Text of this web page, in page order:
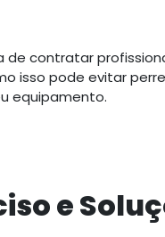
contratar
isso pode evitar
equipamento.
e